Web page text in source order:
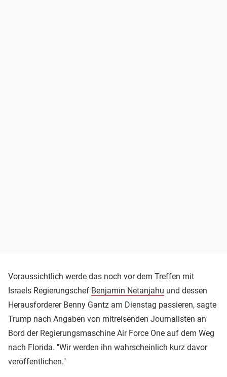
Voraussichtlich werde das noch vor dem Treffen mit
Israels Regierungschef Benjamin Netanjahu und dessen
Herausforderer Benny Gantz am Dienstag passieren, sagte
Trump nach Angaben von mitreisenden Journalisten an
Bord der Regierungsmaschine Air Force One auf dem Weg
nach Florida. "Wir werden ihn wahrscheinlich kurz davor
veröffentlichen."